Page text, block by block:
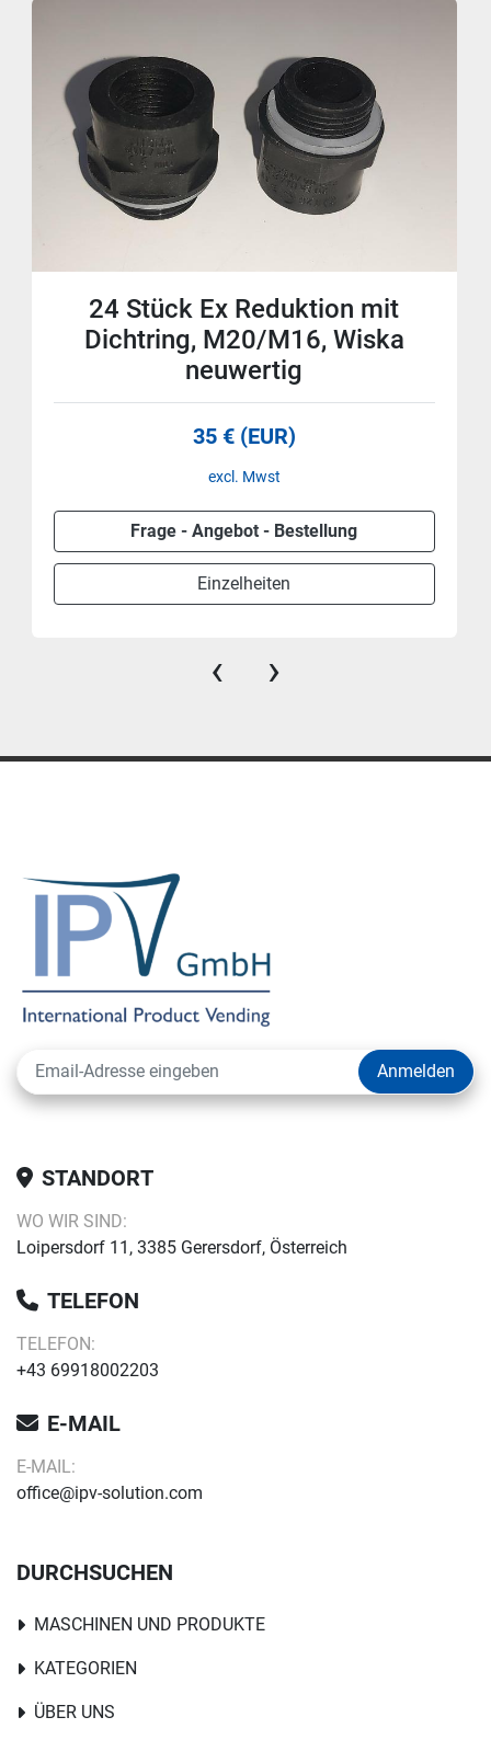
24 Stück Ex Reduktion mit
Dichtring, M20/M16, Wiska
neuwertig
35 € (EUR)
excl. Mwst
Frage - Angebot - Bestellung
Einzelheiten
‹ ›
Anmelden
STANDORT
WO WIR SIND:
Loipersdorf 11, 3385 Gerersdorf, Österreich
TELEFON
TELEFON:
+43 69918002203
E-MAIL
E-MAIL:
office@ipv-solution.com
DURCHSUCHEN
MASCHINEN UND PRODUKTE
KATEGORIEN
ÜBER UNS